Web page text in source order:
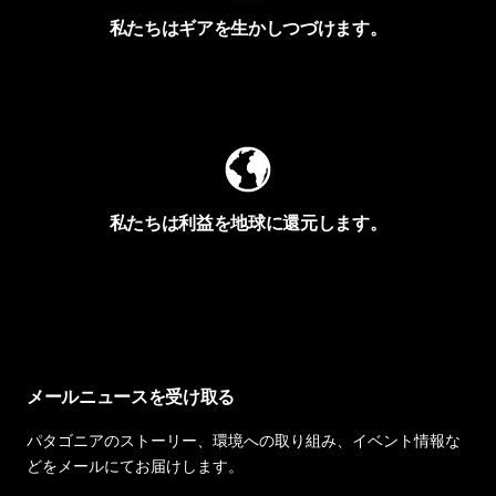
私たちはギアを生かしつづけます。
私たちは利益を地球に還元します。
メールニュースを受け取る
パタゴニアのストーリー、環境への取り組み、イベント情報な
どをメールにてお届けします。